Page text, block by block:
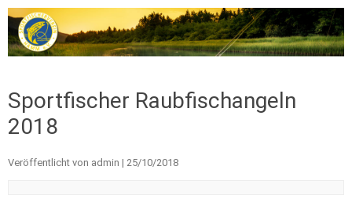
Sportfischer Raubfischangeln
2018
Veröffentlicht von admin | 25/10/2018